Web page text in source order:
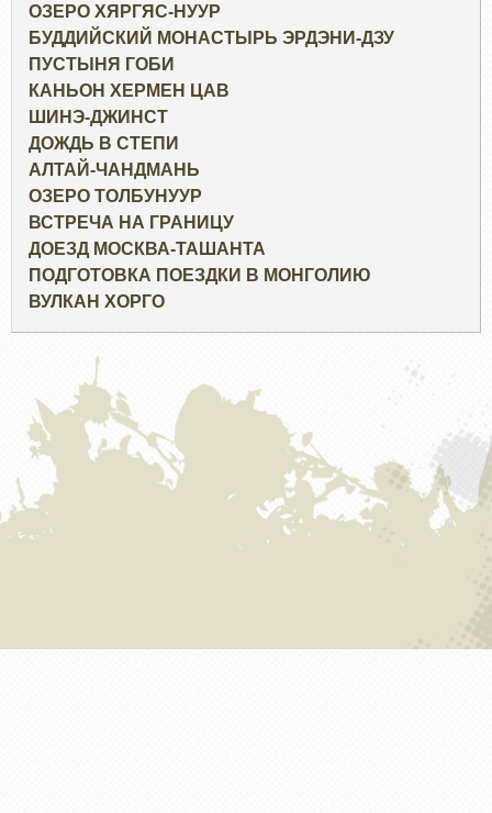
ОЗЕРО ХЯРГЯС-НУУР
БУДДИЙСКИЙ МОНАСТЫРЬ ЭРДЭНИ-ДЗУ
ПУСТЫНЯ ГОБИ
КАНЬОН ХЕРМЕН ЦАВ
ШИНЭ-ДЖИНСТ
ДОЖДЬ В СТЕПИ
АЛТАЙ-ЧАНДМАНЬ
ОЗЕРО ТОЛБУНУУР
ВСТРЕЧА НА ГРАНИЦУ
ДОЕЗД МОСКВА-ТАШАНТА
ПОДГОТОВКА ПОЕЗДКИ В МОНГОЛИЮ
ВУЛКАН ХОРГО